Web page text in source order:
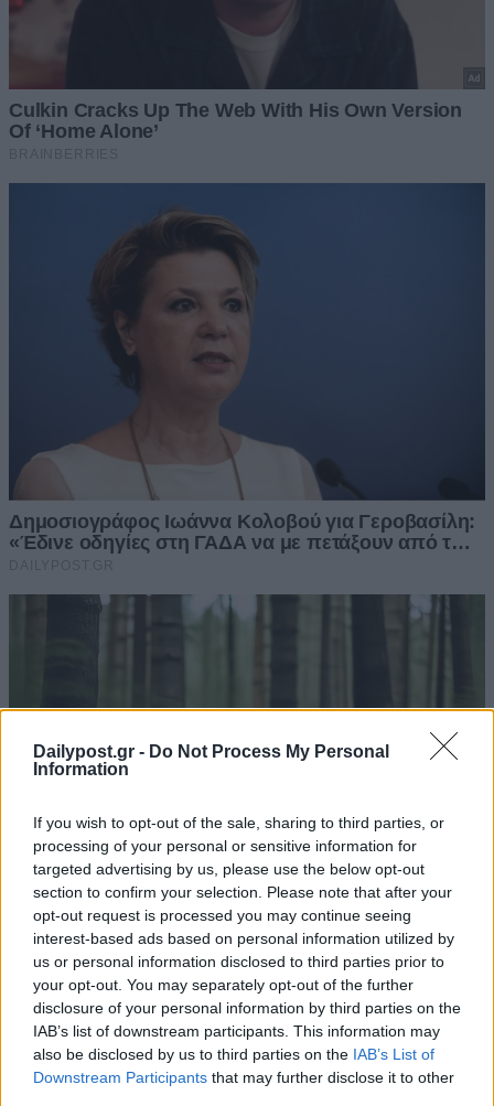
Dailypost.gr - Do Not Process My Personal
Information
If you wish to opt-out of the sale, sharing to third parties, or
processing of your personal or sensitive information for
targeted advertising by us, please use the below opt-out
section to confirm your selection. Please note that after your
opt-out request is processed you may continue seeing
interest-based ads based on personal information utilized by
us or personal information disclosed to third parties prior to
your opt-out. You may separately opt-out of the further
disclosure of your personal information by third parties on the
IAB’s list of downstream participants. This information may
also be disclosed by us to third parties on the IAB’s List of
Downstream Participants that may further disclose it to other